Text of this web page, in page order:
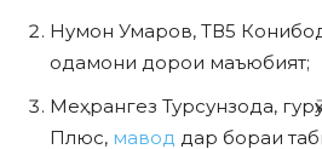
Нумон Умаров, ТВ5
одамони дорои маъюбият;
Меҳрангез Турсунзода,
Плюс, мавод дар бораи